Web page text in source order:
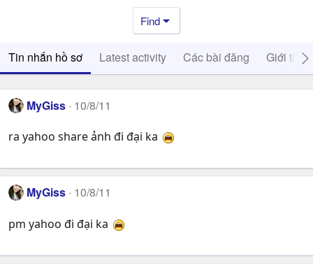
Find
Tin nhắn hồ sơ Latest activity Các bài đăng Giới thiệu
MyGiss 10/8/11
ra yahoo share ảnh đi đại ka
MyGiss 10/8/11
pm yahoo đi đại ka